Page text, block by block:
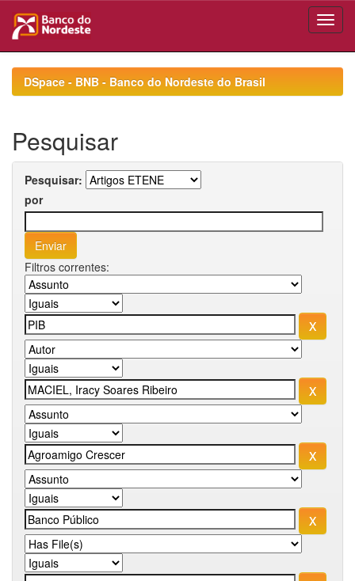
navigationDSpace - BNB - Banco do Nordeste do Brasil
Pesquisar
Pesquisar:
por
Filtros correntes: